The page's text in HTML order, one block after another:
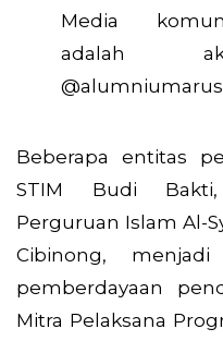
Media
adalah
Beberapa entitas
STIM Budi
Perguruan Islam Al-
Cibinong,
pemberdayaan
Mitra Pelaksana